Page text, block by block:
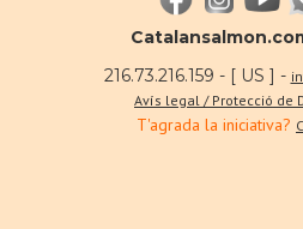
216.73.216.159 - [ US ] -
Avís legal / Protecció de
T'agrada la iniciativa?